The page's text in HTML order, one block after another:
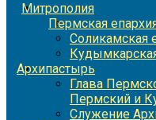
Митрополия
Пермская
Соликамская
Архипастырь
Глава
Пермский и
Служение